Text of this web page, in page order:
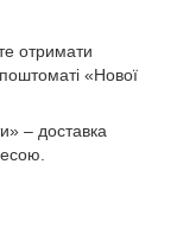
отримати
«Нової
– доставка